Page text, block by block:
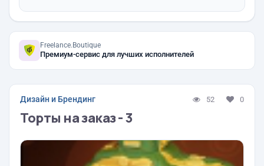
Freelance.Boutique
Премиум-сервис для лучших исполнителей
Дизайн и Брендинг 52 0
Торты на заказ - 3